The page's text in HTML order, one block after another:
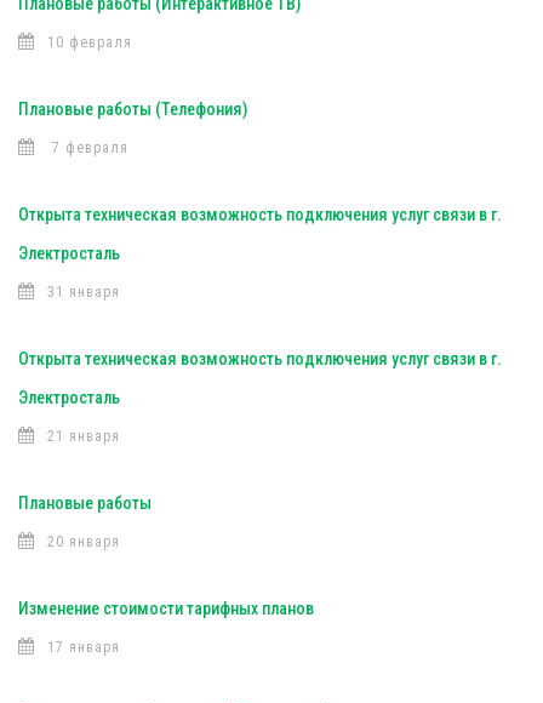
10 февраля
Плановые работы (Телефония)
7 февраля
Открыта техническая возможность подключения услуг связи в г.
Электросталь
31 января
Открыта техническая возможность подключения услуг связи в г.
Электросталь
21 января
Плановые работы
20 января
Изменение стоимости тарифных планов
17 января